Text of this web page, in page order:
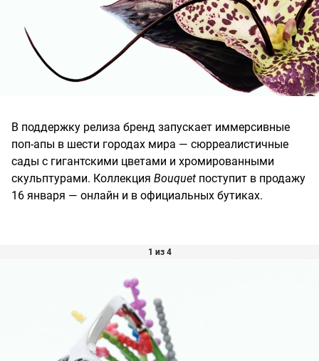
В поддержку релиза бренд запускает иммерсивные
поп-апы в шести городах мира — сюрреалистичные
сады с гигантскими цветами и хромированными
скульптурами. Коллекция Bouquet поступит в продажу
16 января — онлайн и в официальных бутиках.
1 из 4